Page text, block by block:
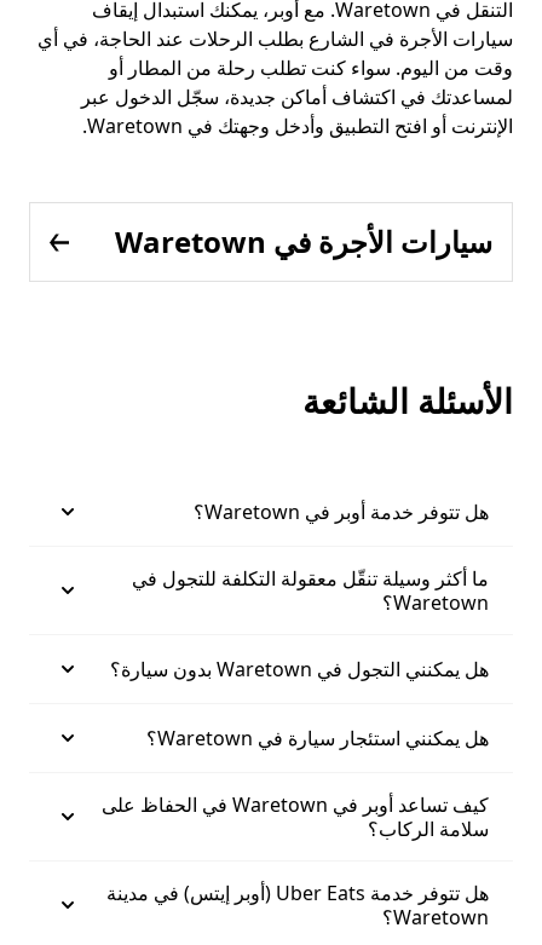
التنقل في Waretown. مع أوبر، يمكنك استبدال إيقاف
سيارات الأجرة في الشارع بطلب الرحلات عند الحاجة، في أي
وقت من اليوم. سواء كنت تطلب رحلة من المطار أو
لمساعدتك في اكتشاف أماكن جديدة، سجّل الدخول عبر
الإنترنت أو افتح التطبيق وأدخل وجهتك في Waretown.
سيارات الأجرة في Waretown
الأسئلة الشائعة
هل تتوفر خدمة أوبر في Waretown؟
ما أكثر وسيلة تنقّل معقولة التكلفة للتجول في
Waretown؟
هل يمكنني التجول في Waretown بدون سيارة؟
هل يمكنني استئجار سيارة في Waretown؟
كيف تساعد أوبر في Waretown في الحفاظ على
سلامة الركاب؟
هل تتوفر خدمة Uber Eats (أوبر إيتس) في مدينة
Waretown؟